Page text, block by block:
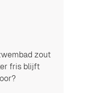
zout
fris blijft